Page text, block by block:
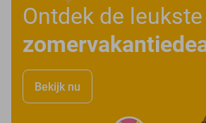
Ontdek de leukste
Bekijk nu